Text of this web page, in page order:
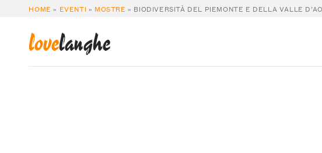
HOME » EVENTI » MOSTRE » BIODIVERSITÀ DEL PIEMONTE E DELLA VALLE
lovelanghe